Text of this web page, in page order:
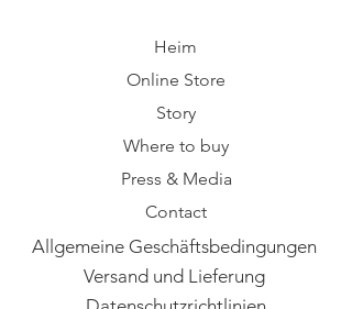
Heim
Online Store
Story
Where to buy
Press & Media
Contact
Allgemeine Geschäftsbedingungen
Versand und Lieferung